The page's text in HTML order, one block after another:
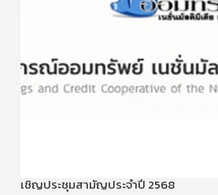
เชิญประชุมสามัญประจำปี 2568